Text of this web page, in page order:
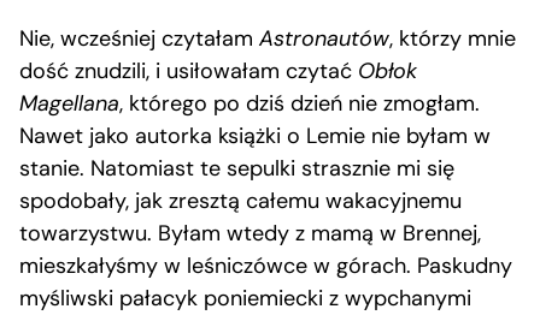
Nie, wcześniej czytałam Astronautów, którzy mnie
dość znudzili, i usiłowałam czytać Obłok
Magellana, którego po dziś dzień nie zmogłam.
Nawet jako autorka książki o Lemie nie byłam w
stanie. Natomiast te sepulki strasznie mi się
spodobały, jak zresztą całemu wakacyjnemu
towarzystwu. Byłam wtedy z mamą w Brennej,
mieszkałyśmy w leśniczówce w górach. Paskudny
myśliwski pałacyk poniemiecki z wypchanymi